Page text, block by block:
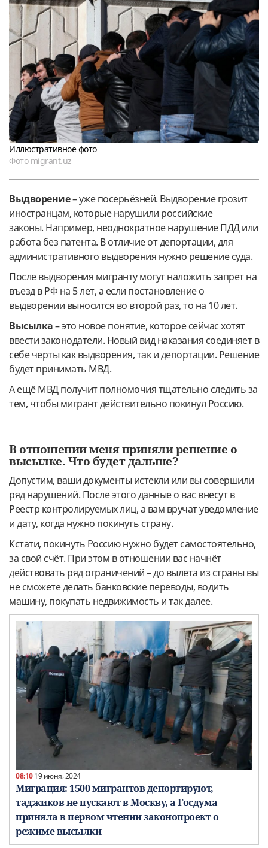
Иллюстративное фото
Фото migrant.uz
Выдворение– уже посерьёзней. Выдворение грозит
иностранцам, которые нарушили российские
законы. Например, неоднократное нарушение ПДД или
работа без патента. В отличие от депортации, для
административного выдворения нужно решение суда.
После выдворения мигранту могут наложить запрет на
въезд в РФ на 5 лет, а если постановление о
выдворении выносится во второй раз, то на 10 лет.
Высылка– это новое понятие, которое сейчас хотят
ввести законодатели. Новый вид наказания соединяет в
себе черты как выдворения, так и депортации. Решение
будет принимать МВД.
А ещё МВД получит полномочия тщательно следить за
тем, чтобы мигрант действительно покинул Россию.
В отношении меня приняли решение о
высылке. Что будет дальше?
Допустим, ваши документы истекли или вы совершили
ряд нарушений. После этого данные о вас внесут в
Реестр контролируемых лиц, а вам вручат уведомление
и дату, когда нужно покинуть страну.
Кстати, покинуть Россию нужно будет самостоятельно,
за свой счёт. При этом в отношении вас начнëт
действовать ряд ограничений – до вылета из страны вы
не сможете делать банковские переводы, водить
машину, покупать недвижимость и так далее.
08:1019 июня, 2024
Миграция: 1500 мигрантов депортируют,
таджиков не пускают в Москву, а Госдума
приняла в первом чтении законопроект о
режиме высылки